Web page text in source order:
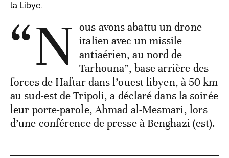
la Libye.
“N ous avons abattu un drone
italien avec un missile
antiaérien, au nord de
Tarhouna”, base arrière des
forces de Haftar dans l’ouest libyen, à 50 km
au sud-est de Tripoli, a déclaré dans la soirée
leur porte-parole, Ahmad al-Mesmari, lors
d’une conférence de presse à Benghazi (est).